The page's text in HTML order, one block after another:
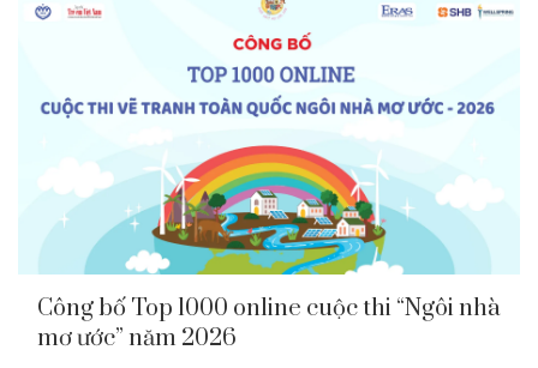
Công bố Top 1000 online cuộc thi “Ngôi nhà
mơ ước” năm 2026